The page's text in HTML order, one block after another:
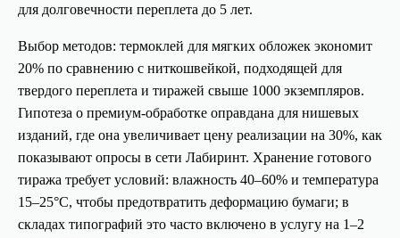
для долговечности переплета до 5 лет.
Выбор методов: термоклей для мягких обложек экономит
20% по сравнению с ниткошвейкой, подходящей для
твердого переплета и тиражей свыше 1000 экземпляров.
Гипотеза о премиум-обработке оправдана для нишевых
изданий, где она увеличивает цену реализации на 30%, как
показывают опросы в сети Лабиринт. Хранение готового
тиража требует условий: влажность 40–60% и температура
15–25°C, чтобы предотвратить деформацию бумаги; в
складах типографий это часто включено в услугу на 1–2